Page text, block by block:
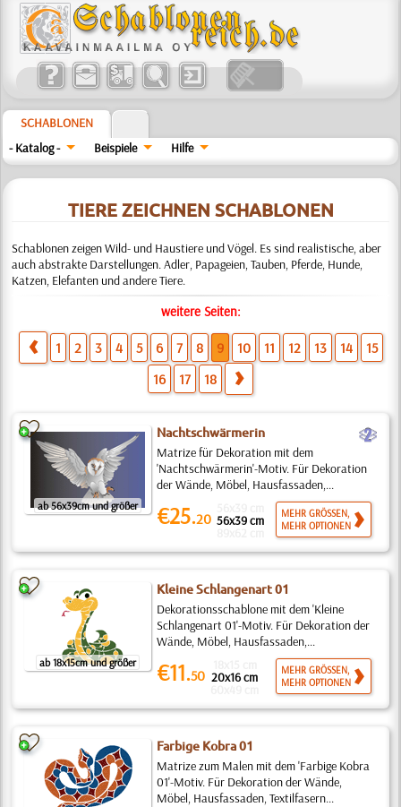
SCHABLONEN
- Katalog -
Beispiele Hilfe
TIERE ZEICHNEN SCHABLONEN
Schablonen zeigen Wild- und Haustiere und Vögel. Es sind realistische, aber
auch abstrakte Darstellungen. Adler, Papageien, Tauben, Pferde, Hunde,
Katzen, Elefanten und andere Tiere.
weitere Seiten:
1 2 3 4 5 6 7 8 9 10 11 12 13 14
15
16
17 18
ab 56x39cm und größer
Nachtschwärmerin b
Matrize für Dekoration mit dem
'Nachtschwärmerin'-Motiv. Für Dekoration
der Wände, Möbel, Hausfassaden,...
€25.20 56x39 cm
MEHR GRÖSSEN,
MEHR OPTIONEN
ab 18x15cm und größer
Kleine Schlangenart 01
Dekorationsschablone mit dem 'Kleine
Schlangenart 01'-Motiv. Für Dekoration der
Wände, Möbel, Hausfassaden,...
€11.50 20x16 cm
MEHR GRÖSSEN,
MEHR OPTIONEN
Farbige Kobra 01
Matrize zum Malen mit dem 'Farbige Kobra
01'-Motiv. Für Dekoration der Wände,
Möbel, Hausfassaden, Textilfasern...